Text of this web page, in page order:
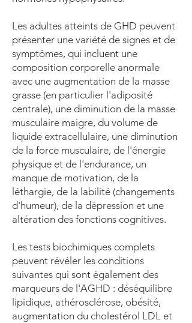
Les adultes atteints de GHD peuvent
présenter une variété de signes et de
symptômes, qui incluent une
composition corporelle anormale
avec une augmentation de la masse
grasse (en particulier l'adiposité
centrale), une diminution de la masse
musculaire maigre, du volume de
liquide extracellulaire, une diminution
de la force musculaire, de l'énergie
physique et de l'endurance, un
manque de motivation, de la
léthargie, de la labilité (changements
d'humeur), de la dépression et une
altération des fonctions cognitives.
Les tests biochimiques complets
peuvent révéler les conditions
suivantes qui sont également des
marqueurs de l'AGHD : déséquilibre
lipidique, athérosclérose, obésité,
augmentation du cholestérol LDL et